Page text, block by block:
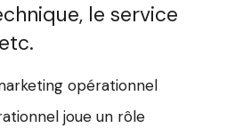
le service
opérationnel
joue un rôle